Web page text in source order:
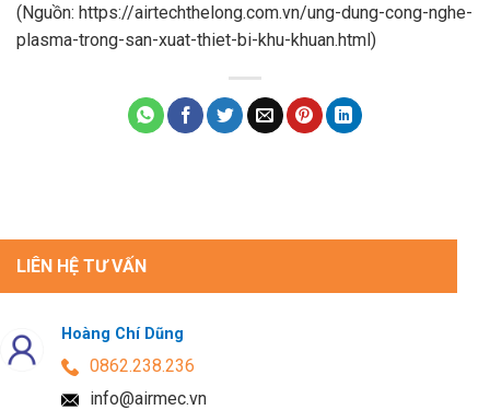
(Nguồn: https://airtechthelong.com.vn/ung-dung-cong-nghe-
plasma-trong-san-xuat-thiet-bi-khu-khuan.html)
LIÊN HỆ TƯ VẤN
Hoàng Chí Dũng
0862.238.236
info@airmec.vn